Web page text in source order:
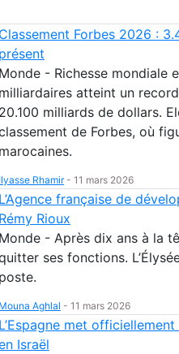
Classement Forbes 2026 :
présent
Monde - Richesse mondiale
milliardaires atteint un
20.100 milliards de dollars.
de Forbes, où
marocaines.
Ilyasse Rhamir- 11 mars 2026
L’Agence française de
Rémy Rioux
Monde - Après dix ans à la
ses fonctions.
poste.
Mouna Aghlal - 11 mars 2026
L’Espagne met
Israël